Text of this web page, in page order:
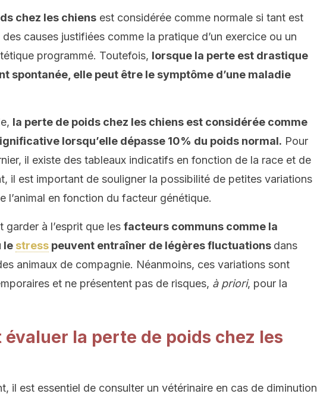
chez les chiens est considérée comme normale si tant est
des causes justifiées comme la pratique d’un exercice ou un
programmé. Toutefois, lorsque la perte est drastique
spontanée, elle peut être le symptôme d’une maladie
la perte de poids chez les chiens est considérée comme
lorsqu’elle dépasse 10% du poids normal. Pour
il existe des tableaux indicatifs en fonction de la race et de
il est important de souligner la possibilité de petites variations
l’animal en fonction du facteur génétique.
garder à l’esprit que les facteurs communs comme la
le stress peuvent entraîner de légères fluctuations dans
animaux de compagnie. Néanmoins, ces variations sont
et ne présentent pas de risques, à priori, pour la
évaluer la perte de poids chez les
il est essentiel de consulter un vétérinaire en cas de diminution